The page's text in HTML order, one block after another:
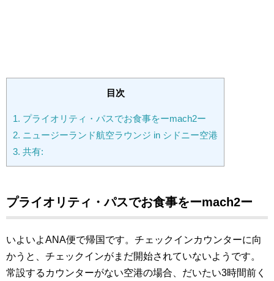
目次
1. プライオリティ・パスでお食事をーmach2ー
2. ニュージーランド航空ラウンジ in シドニー空港
3. 共有:
プライオリティ・パスでお食事をーmach2ー
いよいよANA便で帰国です。チェックインカウンターに向
かうと、チェックインがまだ開始されていないようです。
常設するカウンターがない空港の場合、だいたい3時間前く